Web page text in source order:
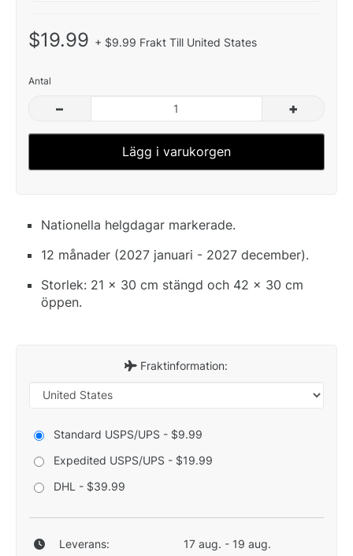
$19.99 + $9.99 Frakt Till United States
Antal
– +
Lägg i varukorgen
Nationella helgdagar markerade.
12 månader (2027 januari - 2027 december).
Storlek: 21 x 30 cm stängd och 42 x 30 cm
öppen.
Fraktinformation:
Standard USPS/UPS - $9.99
Expedited USPS/UPS - $19.99
DHL - $39.99
Leverans:
17 aug. - 19 aug.